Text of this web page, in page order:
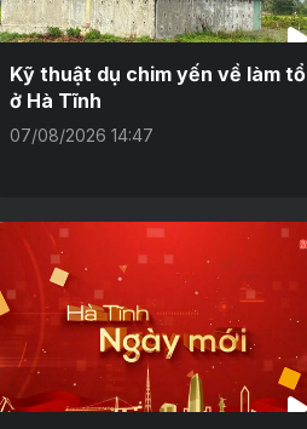
Kỹ thuật dụ chim yến về làm tổ
ở Hà Tĩnh
07/08/2026 14:47